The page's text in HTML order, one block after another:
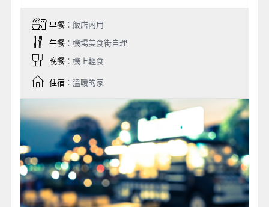
早餐：飯店內用
午餐：機場美食街自理
晚餐：機上輕食
住宿：溫暖的家